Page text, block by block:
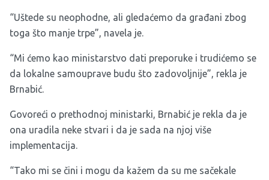
“Uštede su neophodne, ali gledaćemo da građani zbog
toga što manje trpe”, navela je.
“Mi ćemo kao ministarstvo dati preporuke i trudićemo se
da lokalne samouprave budu što zadovoljnije”, rekla je
Brnabić.
Govoreći o prethodnoj ministarki, Brnabić je rekla da je
ona uradila neke stvari i da je sada na njoj više
implementacija.
“Tako mi se čini i mogu da kažem da su me sačekale